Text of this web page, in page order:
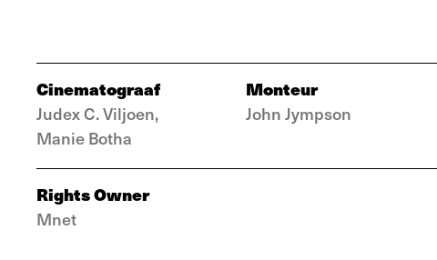
Cinematograaf
Judex C. Viljoen,
Manie Botha
Monteur
John Jympson
Rights Owner
Mnet